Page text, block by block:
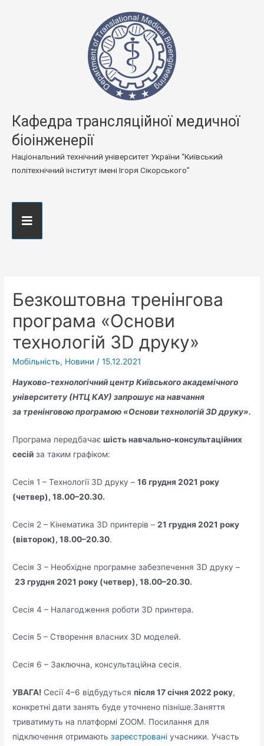
Кафедра трансляційної медичної
біоінженерії
Національний технічний університет України “Київський
політехнічний інститут імені Ігоря Сікорського”
Безкоштовна тренінгова
програма «Основи
технологій 3D друку»
Мобільність, Новини /15.12.2021
Науково-технологічний центр Київського академічного
університету (НТЦКАУ)запрошуєна навчання
за тренінговою програмою «Основи технологій 3D друку».
Програма передбачаєшість навчально-консультаційних
сесій за таким графіком:
Сесія 1 – Технології 3D друку –16 грудня 2021 року
(четвер), 18.00–20.30.
Сесія 2 – Кінематика 3D принтерів –21 грудня 2021 року
(вівторок), 18.00–20.30.
Сесія 3 – Необхідне програмне забезпечення 3D друку –
23 грудня 2021 року (четвер), 18.00–20.30.
Сесія 4 – Налагодження роботи 3D принтера.
Сесія 5 – Створення власних 3D моделей.
Сесія 6 – Заключна, консультаційна сесія.
УВАГА! Сесії 4–6 відбудутьсяпісля 17 січня 2022 року,
конкретні дати занять буде уточнено пізніше.Заняття
триватимуть на платформі ZOOM. Посилання для
підключення отримаютьзареєстровані учасники. Участь